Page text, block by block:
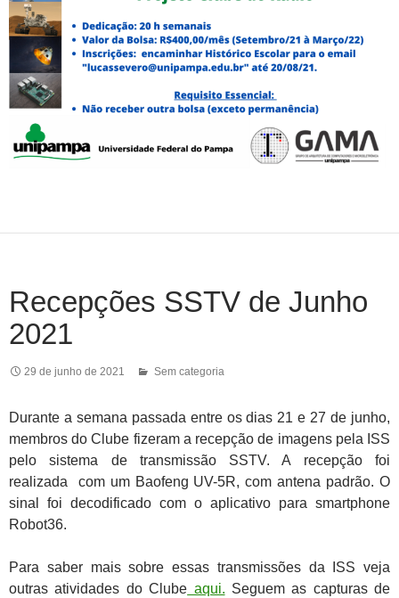
Recepções SSTV de Junho
2021
29 de junho de 2021 Sem categoria
Durante a semana passada entre os dias 21 e 27 de junho,
membros do Clube fizeram a recepção de imagens pela ISS
pelo sistema de transmissão SSTV. A recepção foi
realizada com um Baofeng UV-5R, com antena padrão. O
sinal foi decodificado com o aplicativo para smartphone
Robot36.
Para saber mais sobre essas transmissões da ISS veja
outras atividades do Clube aqui. Seguem as capturas de